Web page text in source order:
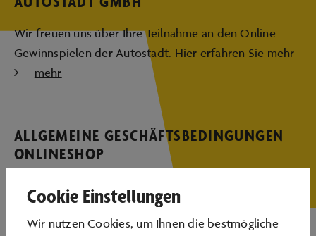
Wir freuen uns über Ihre Teilnahme an den Online
Gewinnspielen der Autostadt. Hier erfahren Sie mehr
mehr
ALLGEMEINE GESCHÄFTSBEDINGUNGEN
ONLINESHOP
Hier erfahren Sie mehr
mehr
Cookie Einstellungen
Wir nutzen Cookies, um Ihnen die bestmögliche